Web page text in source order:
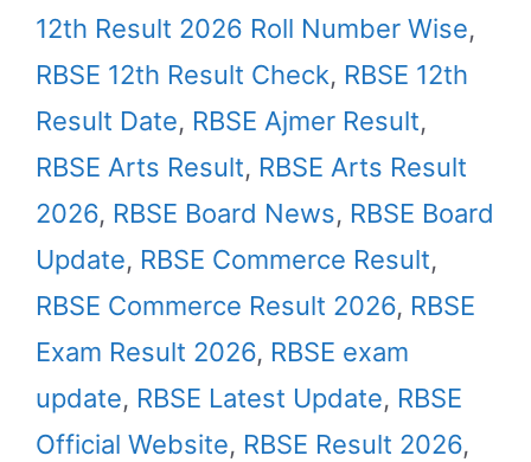
12th Result 2026 Roll Number Wise,
RBSE 12th Result Check, RBSE 12th
Result Date, RBSE Ajmer Result,
RBSE Arts Result, RBSE Arts Result
2026, RBSE Board News, RBSE Board
Update, RBSE Commerce Result,
RBSE Commerce Result 2026, RBSE
Exam Result 2026, RBSE exam
update, RBSE Latest Update, RBSE
Official Website, RBSE Result 2026,